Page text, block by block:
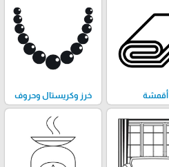
أقمشة خرز وكريستال وحروف